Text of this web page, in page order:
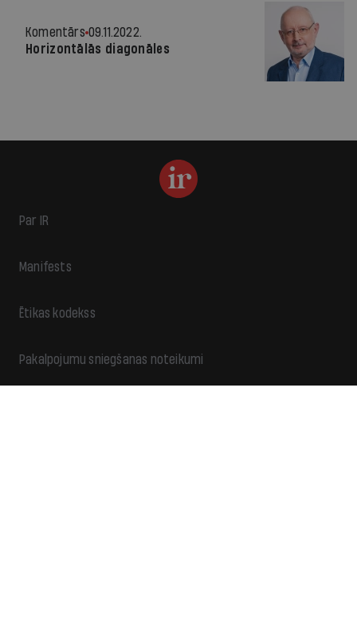
Komentārs 09.11.2022.
Horizontālās diagonāles
Par IR
Manifests
Ētikas kodekss
Pakalpojumu sniegšanas noteikumi